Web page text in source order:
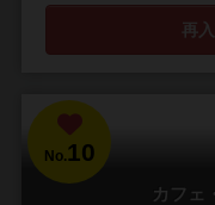
再
No. 10
カフェ